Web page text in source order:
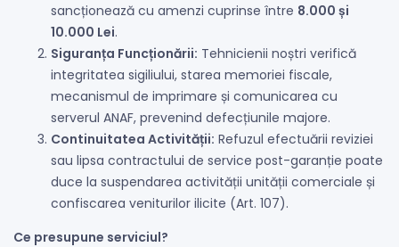
sancționează cu amenzi cuprinse între 8.000 și
10.000 Lei.
Siguranța Funcționării: Tehnicienii noștri verifică
integritatea sigiliului, starea memoriei fiscale,
mecanismul de imprimare și comunicarea cu
serverul ANAF, prevenind defecțiunile majore.
Continuitatea Activității: Refuzul efectuării reviziei
sau lipsa contractului de service post-garanție poate
duce la suspendarea activității unității comerciale și
confiscarea veniturilor ilicite (Art. 107).
Ce presupune serviciul?